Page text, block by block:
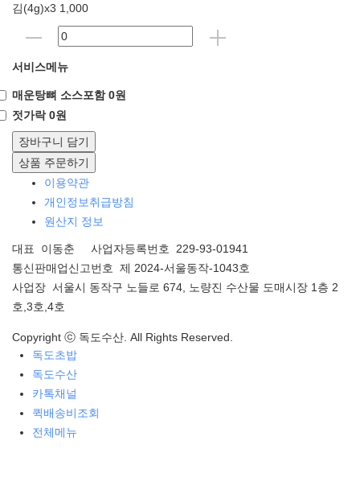
김(4g)x3 1,000
서비스메뉴
매운탕뼈 소스포함 0원
젓가락 0원
장바구니 담기
상품 주문하기
이용약관
개인정보취급방침
원산지 정보
대표 이동춘 사업자등록번호 229-93-01941
통신판매업신고번호 제 2024-서울동작-1043호
사업장 서울시 동작구 노들로 674, 노량진 수산물 도매시장 1층 2
호,3호,4호
Copyright ⓒ 독도수산. All Rights Reserved.
독도초밥
독도수산
카톡채널
퀵배송비조회
전체메뉴